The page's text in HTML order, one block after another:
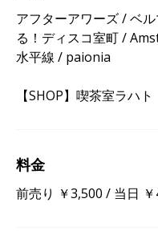
アフターアワーズ / ベ
る！ディスコ室町 /
水平線 / paionia
【SHOP】喫茶室ラハト
料金
前売り ￥3,500 / 当日